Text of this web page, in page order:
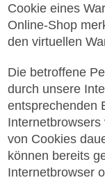
Cookie eines
Online-Shop
den virtuellen
Die betroffene
durch unsere
entsprechenden
von Cookies
können bereits
Internetbrowser